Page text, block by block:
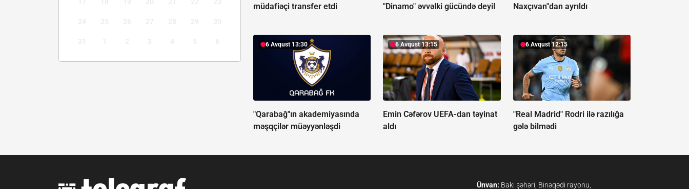
müdafiəçi transfer etdi
"Dinamo" əvvəlki gücündə deyil
Naxçıvan"dan ayrıldı
6 Avqust 13:30
"Qarabağ"ın akademiyasında
məşqçilər müəyyənləşdi
6 Avqust 13:15
Emin Cəfərov UEFA-dan təyinat
aldı
6 Avqust 12:15
"Real Madrid" Rodri ilə razılığa
gələ bilmədi
Ünvan: Bakı şəhəri, Binəqədi rayonu,